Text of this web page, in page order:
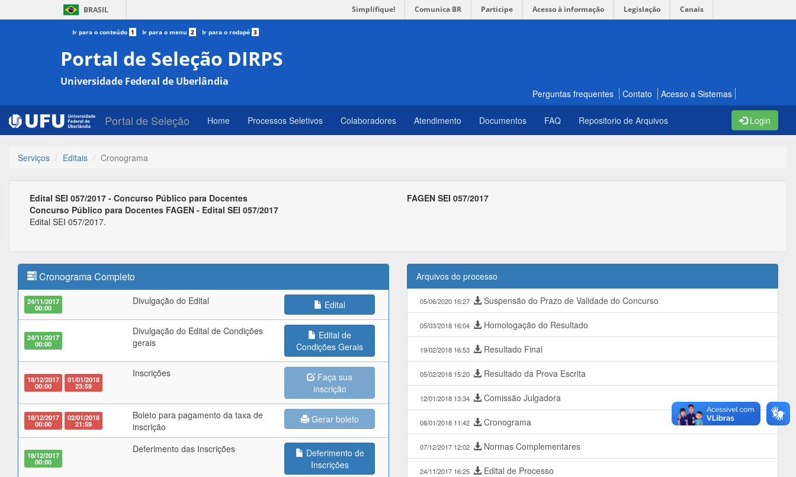
BRASIL Simplifique! Comunica BR Participe Acesso à informação Legislação Canais
Ir para o conteúdo 1 Ir para o menu 2 Ir para o rodapé 3
Portal de Seleção DIRPS
Universidade Federal de Uberlândia
Perguntas frequentes Contato Acesso a Sistemas
Portal de Seleção Home Processos Seletivos Colaboradores Atendimento Documentos FAQ Repositorio de Arquivos Login
Serviços Editais Cronograma
Edital SEI 057/2017 - Concurso Público para Docentes
FAGEN SEI 057/2017
Concurso Público para Docentes FAGEN - Edital SEI 057/2017
Edital SEI 057/2017.
Cronograma Completo
24/11/2017
00:00
Divulgação do Edital Edital
24/11/2017
00:00
Divulgação do Edital de Condições
gerais
Edital de
Condições Gerais
18/12/2017
00:00
01/01/2018
23:59
Inscrições
Faça sua
inscrição
18/12/2017
00:00
02/01/2018
21:59
Boleto para pagamento da taxa de
inscrição
Gerar boleto
18/12/2017
00:00
Deferimento das Inscrições
Deferimento de
Inscrições
Arquivos do processo
05/06/2020 16:27 Suspensão do Prazo de Validade do Concurso
05/03/2018 16:04 Homologação do Resultado
19/02/2018 16:53 Resultado Final
05/02/2018 15:20 Resultado da Prova Escrita
12/01/2018 13:34 Comissão Julgadora
08/01/2018 11:42 Cronograma
07/12/2017 12:02 Normas Complementares
24/11/2017 16:25 Edital de Processo